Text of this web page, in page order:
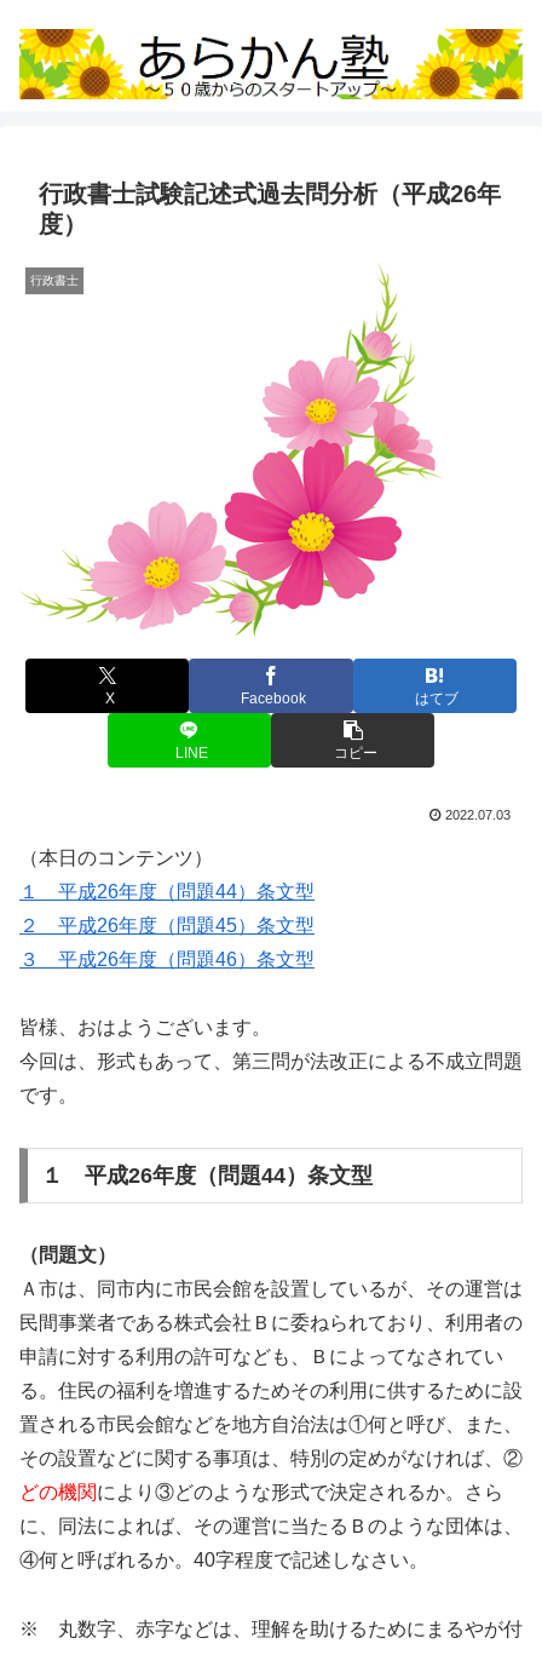
行政書士試験記述式過去問分析（平成26年
度）
行政書士
X Facebook はてブ
LINE コピー
2022.07.03
（本日のコンテンツ）
１ 平成26年度（問題44）条文型
２ 平成26年度（問題45）条文型
３ 平成26年度（問題46）条文型
皆様、おはようございます。
今回は、形式もあって、第三問が法改正による不成立問題
です。
１ 平成26年度（問題44）条文型
（問題文）
Ａ市は、同市内に市民会館を設置しているが、その運営は
民間事業者である株式会社Ｂに委ねられており、利用者の
申請に対する利用の許可なども、Ｂによってなされてい
る。住民の福利を増進するためその利用に供するために設
置される市民会館などを地方自治法は①何と呼び、また、
その設置などに関する事項は、特別の定めがなければ、②
どの機関により③どのような形式で決定されるか。さら
に、同法によれば、その運営に当たるＢのような団体は、
④何と呼ばれるか。40字程度で記述しなさい。
※ 丸数字、赤字などは、理解を助けるためにまるやが付